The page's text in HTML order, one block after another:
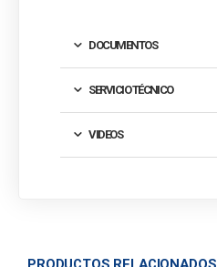
DOCUMENTOS
SERVICIO TÉCNICO
VIDEOS